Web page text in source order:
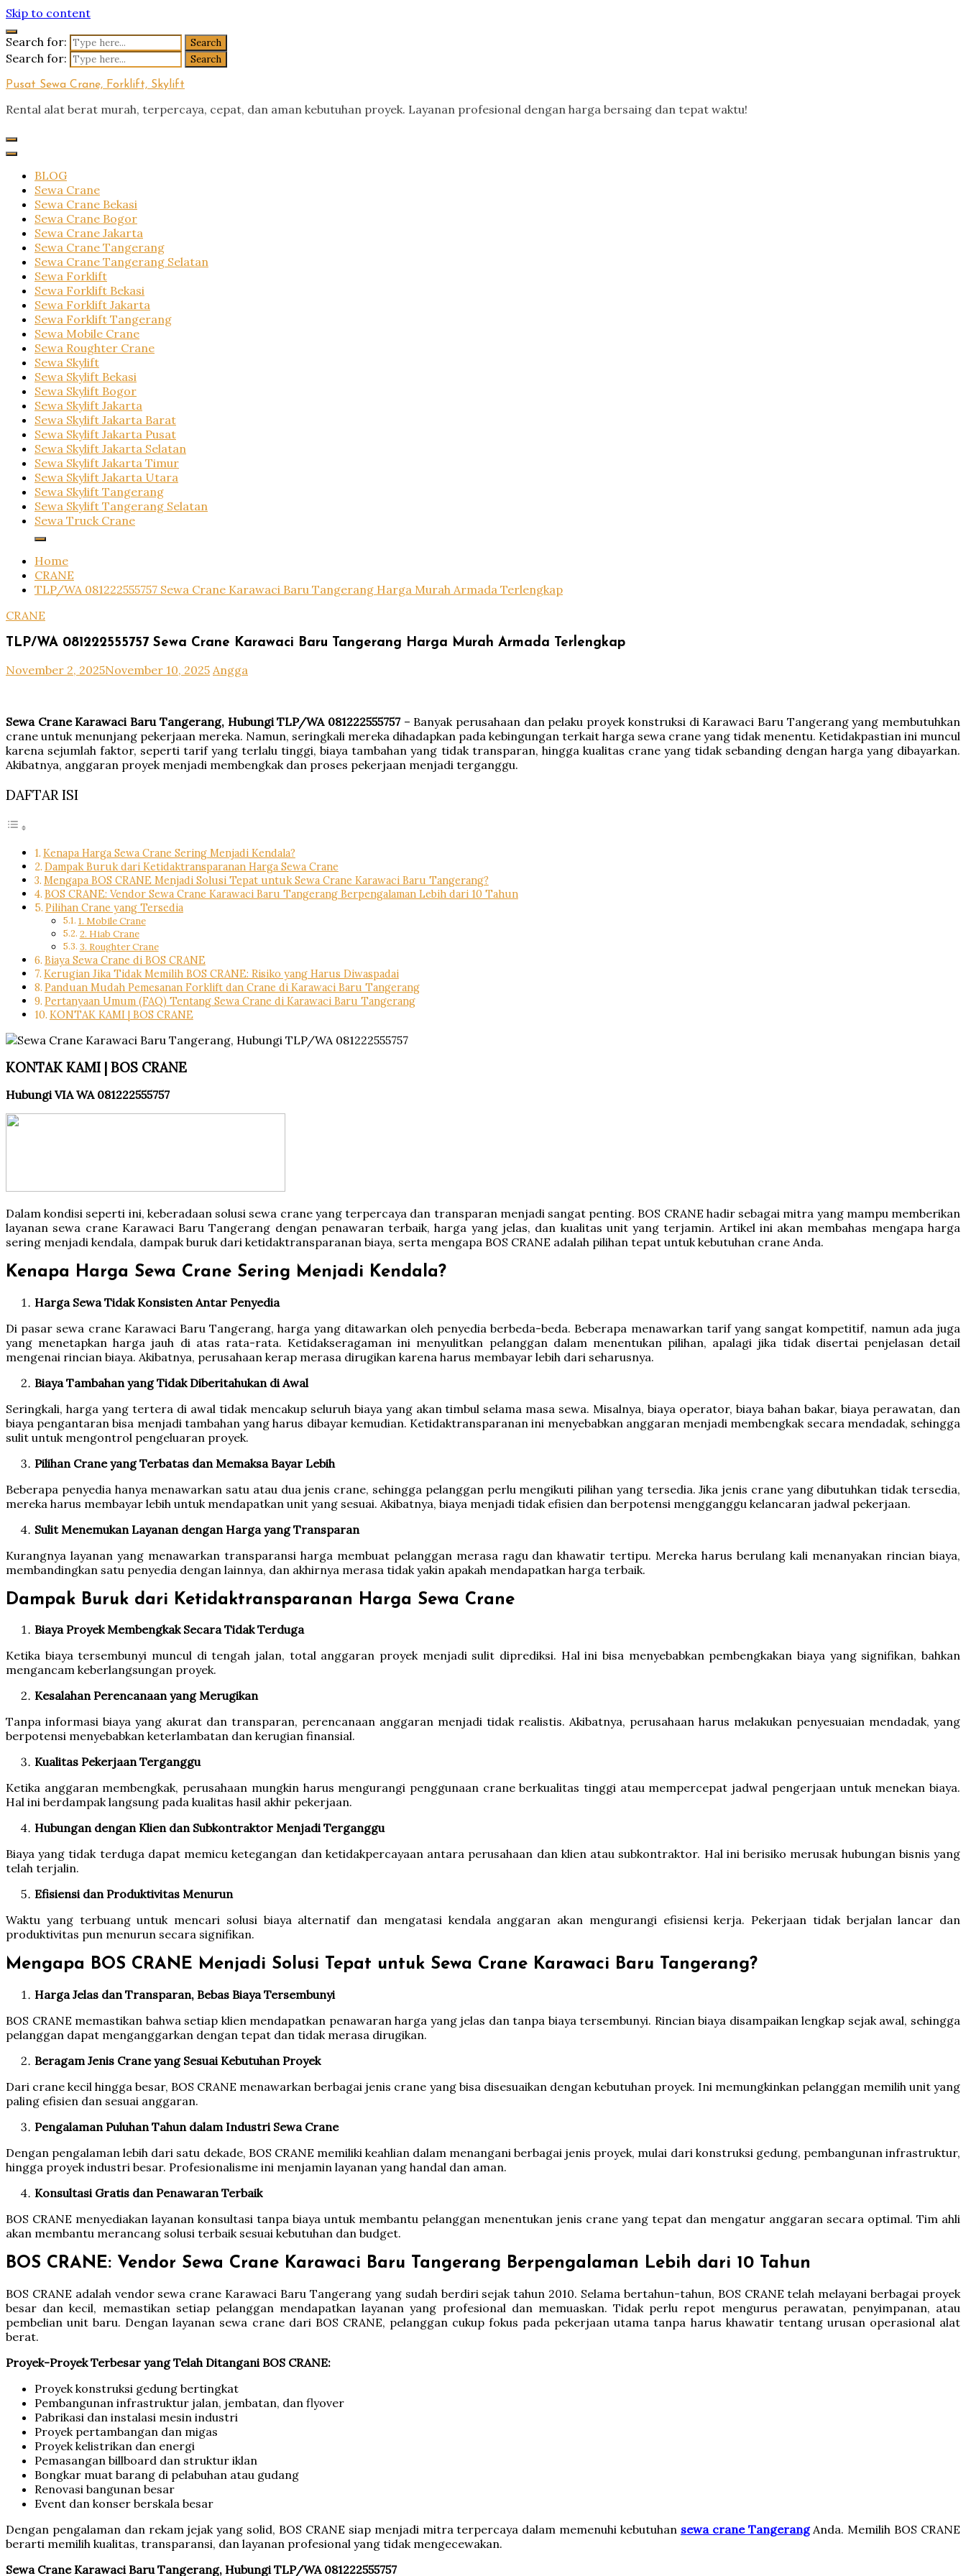
Skip to content
Search for:
Search for:
Pusat Sewa Crane, Forklift, Skylift
Rental alat berat murah, terpercaya, cepat, dan aman kebutuhan proyek. Layanan profesional dengan harga bersaing dan tepat waktu!
BLOG
Sewa Crane
Sewa Crane Bekasi
Sewa Crane Bogor
Sewa Crane Jakarta
Sewa Crane Tangerang
Sewa Crane Tangerang Selatan
Sewa Forklift
Sewa Forklift Bekasi
Sewa Forklift Jakarta
Sewa Forklift Tangerang
Sewa Mobile Crane
Sewa Roughter Crane
Sewa Skylift
Sewa Skylift Bekasi
Sewa Skylift Bogor
Sewa Skylift Jakarta
Sewa Skylift Jakarta Barat
Sewa Skylift Jakarta Pusat
Sewa Skylift Jakarta Selatan
Sewa Skylift Jakarta Timur
Sewa Skylift Jakarta Utara
Sewa Skylift Tangerang
Sewa Skylift Tangerang Selatan
Sewa Truck Crane
Home
CRANE
TLP/WA 081222555757 Sewa Crane Karawaci Baru Tangerang Harga Murah Armada Terlengkap
CRANE
TLP/WA 081222555757 Sewa Crane Karawaci Baru Tangerang Harga Murah Armada Terlengkap
November 2, 2025November 10, 2025 Angga
Sewa Crane Karawaci Baru Tangerang, Hubungi TLP/WA 081222555757– Banyak perusahaan dan pelaku proyek konstruksi di Karawaci Baru Tangerang yang membutuhkan
crane untuk menunjang pekerjaan mereka. Namun, seringkali mereka dihadapkan pada kebingungan terkait harga sewa crane yang tidak menentu. Ketidakpastian ini muncul
karena sejumlah faktor, seperti tarif yang terlalu tinggi, biaya tambahan yang tidak transparan, hingga kualitas crane yang tidak sebanding dengan harga yang dibayarkan.
Akibatnya, anggaran proyek menjadi membengkak dan proses pekerjaan menjadi terganggu.
DAFTAR ISI
Kenapa Harga Sewa Crane Sering Menjadi Kendala?
Dampak Buruk dari Ketidaktransparanan Harga Sewa Crane
Mengapa BOS CRANE Menjadi Solusi Tepat untuk Sewa Crane Karawaci Baru Tangerang?
BOS CRANE: Vendor Sewa Crane Karawaci Baru Tangerang Berpengalaman Lebih dari 10 Tahun
Pilihan Crane yang Tersedia
1. Mobile Crane
2. Hiab Crane
3. Roughter Crane
Biaya Sewa Crane di BOS CRANE
Kerugian Jika Tidak Memilih BOS CRANE: Risiko yang Harus Diwaspadai
Panduan Mudah Pemesanan Forklift dan Crane di Karawaci Baru Tangerang
Pertanyaan Umum (FAQ) Tentang Sewa Crane di Karawaci Baru Tangerang
KONTAK KAMI | BOS CRANE
KONTAK KAMI | BOS CRANE
Hubungi VIA WA 081222555757
Dalam kondisi seperti ini, keberadaan solusi sewa crane yang terpercaya dan transparan menjadi sangat penting. BOS CRANE hadir sebagai mitra yang mampu memberikan
layanan sewa crane Karawaci Baru Tangerang dengan penawaran terbaik, harga yang jelas, dan kualitas unit yang terjamin. Artikel ini akan membahas mengapa harga
sering menjadi kendala, dampak buruk dari ketidaktransparanan biaya, serta mengapa BOS CRANE adalah pilihan tepat untuk kebutuhan crane Anda.
Kenapa Harga Sewa Crane Sering Menjadi Kendala?
Harga Sewa Tidak Konsisten Antar Penyedia
Di pasar sewa crane Karawaci Baru Tangerang, harga yang ditawarkan oleh penyedia berbeda-beda. Beberapa menawarkan tarif yang sangat kompetitif, namun ada juga
yang menetapkan harga jauh di atas rata-rata. Ketidakseragaman ini menyulitkan pelanggan dalam menentukan pilihan, apalagi jika tidak disertai penjelasan detail
mengenai rincian biaya. Akibatnya, perusahaan kerap merasa dirugikan karena harus membayar lebih dari seharusnya.
Biaya Tambahan yang Tidak Diberitahukan di Awal
Seringkali, harga yang tertera di awal tidak mencakup seluruh biaya yang akan timbul selama masa sewa. Misalnya, biaya operator, biaya bahan bakar, biaya perawatan, dan
biaya pengantaran bisa menjadi tambahan yang harus dibayar kemudian. Ketidaktransparanan ini menyebabkan anggaran menjadi membengkak secara mendadak, sehingga
sulit untuk mengontrol pengeluaran proyek.
Pilihan Crane yang Terbatas dan Memaksa Bayar Lebih
Beberapa penyedia hanya menawarkan satu atau dua jenis crane, sehingga pelanggan perlu mengikuti pilihan yang tersedia. Jika jenis crane yang dibutuhkan tidak tersedia,
mereka harus membayar lebih untuk mendapatkan unit yang sesuai. Akibatnya, biaya menjadi tidak efisien dan berpotensi mengganggu kelancaran jadwal pekerjaan.
Sulit Menemukan Layanan dengan Harga yang Transparan
Kurangnya layanan yang menawarkan transparansi harga membuat pelanggan merasa ragu dan khawatir tertipu. Mereka harus berulang kali menanyakan rincian biaya,
membandingkan satu penyedia dengan lainnya, dan akhirnya merasa tidak yakin apakah mendapatkan harga terbaik.
Dampak Buruk dari Ketidaktransparanan Harga Sewa Crane
Biaya Proyek Membengkak Secara Tidak Terduga
Ketika biaya tersembunyi muncul di tengah jalan, total anggaran proyek menjadi sulit diprediksi. Hal ini bisa menyebabkan pembengkakan biaya yang signifikan, bahkan
mengancam keberlangsungan proyek.
Kesalahan Perencanaan yang Merugikan
Tanpa informasi biaya yang akurat dan transparan, perencanaan anggaran menjadi tidak realistis. Akibatnya, perusahaan harus melakukan penyesuaian mendadak, yang
berpotensi menyebabkan keterlambatan dan kerugian finansial.
Kualitas Pekerjaan Terganggu
Ketika anggaran membengkak, perusahaan mungkin harus mengurangi penggunaan crane berkualitas tinggi atau mempercepat jadwal pengerjaan untuk menekan biaya.
Hal ini berdampak langsung pada kualitas hasil akhir pekerjaan.
Hubungan dengan Klien dan Subkontraktor Menjadi Terganggu
Biaya yang tidak terduga dapat memicu ketegangan dan ketidakpercayaan antara perusahaan dan klien atau subkontraktor. Hal ini berisiko merusak hubungan bisnis yang
telah terjalin.
Efisiensi dan Produktivitas Menurun
Waktu yang terbuang untuk mencari solusi biaya alternatif dan mengatasi kendala anggaran akan mengurangi efisiensi kerja. Pekerjaan tidak berjalan lancar dan
produktivitas pun menurun secara signifikan.
Mengapa BOS CRANE Menjadi Solusi Tepat untuk Sewa Crane Karawaci Baru Tangerang?
Harga Jelas dan Transparan, Bebas Biaya Tersembunyi
BOS CRANE memastikan bahwa setiap klien mendapatkan penawaran harga yang jelas dan tanpa biaya tersembunyi. Rincian biaya disampaikan lengkap sejak awal, sehingga
pelanggan dapat menganggarkan dengan tepat dan tidak merasa dirugikan.
Beragam Jenis Crane yang Sesuai Kebutuhan Proyek
Dari crane kecil hingga besar, BOS CRANE menawarkan berbagai jenis crane yang bisa disesuaikan dengan kebutuhan proyek. Ini memungkinkan pelanggan memilih unit yang
paling efisien dan sesuai anggaran.
Pengalaman Puluhan Tahun dalam Industri Sewa Crane
Dengan pengalaman lebih dari satu dekade, BOS CRANE memiliki keahlian dalam menangani berbagai jenis proyek, mulai dari konstruksi gedung, pembangunan infrastruktur,
hingga proyek industri besar. Profesionalisme ini menjamin layanan yang handal dan aman.
Konsultasi Gratis dan Penawaran Terbaik
BOS CRANE menyediakan layanan konsultasi tanpa biaya untuk membantu pelanggan menentukan jenis crane yang tepat dan mengatur anggaran secara optimal. Tim ahli
akan membantu merancang solusi terbaik sesuai kebutuhan dan budget.
BOS CRANE: Vendor Sewa Crane Karawaci Baru Tangerang Berpengalaman Lebih dari 10 Tahun
BOS CRANE adalah vendor sewa crane Karawaci Baru Tangerang yang sudah berdiri sejak tahun 2010. Selama bertahun-tahun, BOS CRANE telah melayani berbagai proyek
besar dan kecil, memastikan setiap pelanggan mendapatkan layanan yang profesional dan memuaskan. Tidak perlu repot mengurus perawatan, penyimpanan, atau
pembelian unit baru. Dengan layanan sewa crane dari BOS CRANE, pelanggan cukup fokus pada pekerjaan utama tanpa harus khawatir tentang urusan operasional alat
berat.
Proyek-Proyek Terbesar yang Telah Ditangani BOS CRANE:
Proyek konstruksi gedung bertingkat
Pembangunan infrastruktur jalan, jembatan, dan flyover
Pabrikasi dan instalasi mesin industri
Proyek pertambangan dan migas
Proyek kelistrikan dan energi
Pemasangan billboard dan struktur iklan
Bongkar muat barang di pelabuhan atau gudang
Renovasi bangunan besar
Event dan konser berskala besar
Dengan pengalaman dan rekam jejak yang solid, BOS CRANE siap menjadi mitra terpercaya dalam memenuhi kebutuhan sewa crane TangerangAnda. Memilih BOS CRANE
berarti memilih kualitas, transparansi, dan layanan profesional yang tidak mengecewakan.
Sewa Crane Karawaci Baru Tangerang, Hubungi TLP/WA 081222555757